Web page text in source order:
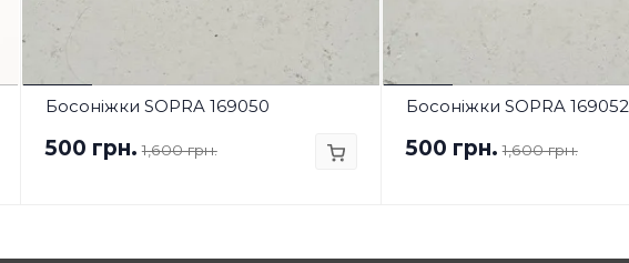
Босоніжки SOPRA 169050
500 грн. 1,600 грн.
Босоніжки SOPRA 169052
500 грн. 1,600 грн.